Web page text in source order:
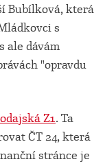
Bubílková, která
s
ale dávám
"opravdu
Z1. Ta
ČT 24, která
stránce je